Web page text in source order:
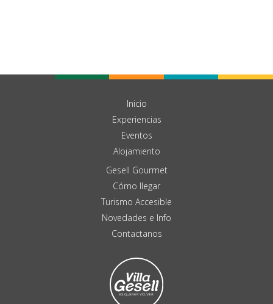
Inicio
Experiencias
Eventos
Alojamiento
Gesell Gourmet
Cómo llegar
Turismo Accesible
Novedades e Info
Contactanos